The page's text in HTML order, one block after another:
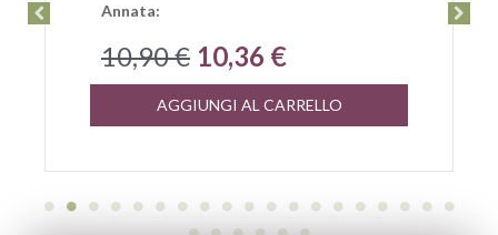
Annata:
10,90 € 10,36 €
AGGIUNGI AL CARRELLO